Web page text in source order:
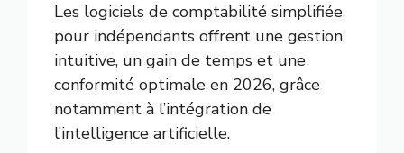
Les logiciels de comptabilité simplifiée
pour indépendants offrent une gestion
intuitive, un gain de temps et une
conformité optimale en 2026, grâce
notamment à l’intégration de
l’intelligence artificielle.